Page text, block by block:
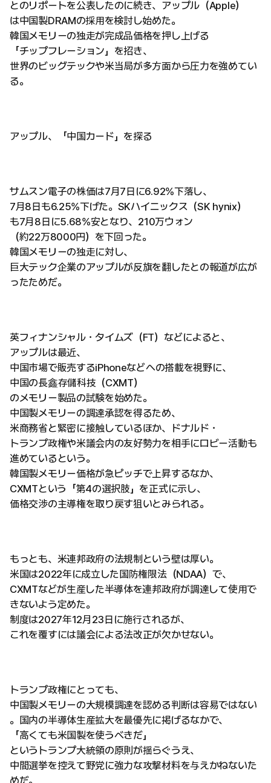
とのリポートを公表したのに続き、アップル（Apple）
は中国製DRAMの採用を検討し始めた。
韓国メモリーの独走が完成品価格を押し上げる
「チップフレーション」を招き、
世界のビッグテックや米当局が多方面から圧力を強めてい
る。
アップル、「中国カード」を探る
サムスン電子の株価は7月7日に6.92%下落し、
7月8日も6.25%下げた。SKハイニックス（SK hynix）
も7月8日に5.68%安となり、210万ウォン
（約22万8000円）を下回った。
韓国メモリーの独走に対し、
巨大テック企業のアップルが反旗を翻したとの報道が広が
ったためだ。
英フィナンシャル・タイムズ（FT）などによると、
アップルは最近、
中国市場で販売するiPhoneなどへの搭載を視野に、
中国の長鑫存儲科技（CXMT）
のメモリー製品の試験を始めた。
中国製メモリーの調達承認を得るため、
米商務省と緊密に接触しているほか、ドナルド・
トランプ政権や米議会内の友好勢力を相手にロビー活動も
進めているという。
韓国製メモリー価格が急ピッチで上昇するなか、
CXMTという「第4の選択肢」を正式に示し、
価格交渉の主導権を取り戻す狙いとみられる。
もっとも、米連邦政府の法規制という壁は厚い。
米国は2022年に成立した国防権限法（NDAA）で、
CXMTなどが生産した半導体を連邦政府が調達して使用で
きないよう定めた。
制度は2027年12月23日に施行されるが、
これを覆すには議会による法改正が欠かせない。
トランプ政権にとっても、
中国製メモリーの大規模調達を認める判断は容易ではない
。国内の半導体生産拡大を最優先に掲げるなかで、
「高くても米国製を使うべきだ」
というトランプ大統領の原則が揺らぐうえ、
中間選挙を控えて野党に強力な攻撃材料を与えかねないた